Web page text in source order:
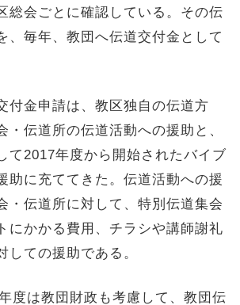
総会ごとに確認している。その伝
、毎年、教団へ伝道交付金として
付金申請は、教区独自の伝道方
・伝道所の伝道活動への援助と、
て2017年度から開始されたバイブ
助に充ててきた。伝道活動への援
・伝道所に対して、特別伝道集会
にかかる費用、チラシや講師謝礼
しての援助である。
度は教団財政も考慮して、教団伝